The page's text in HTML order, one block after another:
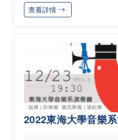
查看詳情
2022東海大學音樂